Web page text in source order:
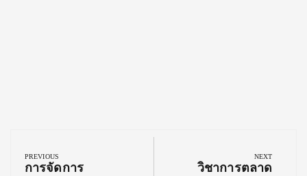
navigation
PREVIOUS
Previous
การจัดการ
NEXT
Next
วิชาการตลาด